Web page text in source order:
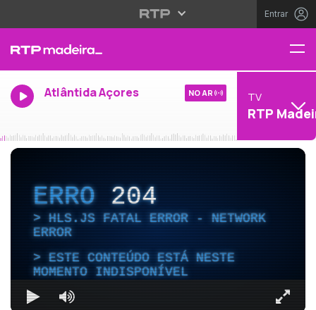
Entrar
Atlântida Açores NO AR TV
RTP
ERRO204
HLS.JS FATAL ERROR - NETWORK
ERROR
ESTE CONTEÚDO ESTÁ NESTE
MOMENTO INDISPONÍVEL